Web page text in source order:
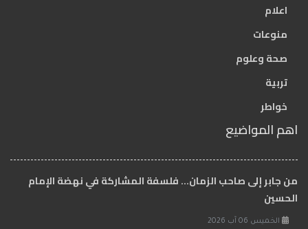
اعلام
منوعات
صحة وعلوم
تربية
خواطر
اهم المواضيع
من جابر إلى صاحب الزمان… فلسفة المشاركة في نهضة الإمام
الحسين
الخميس 06 آب 2026